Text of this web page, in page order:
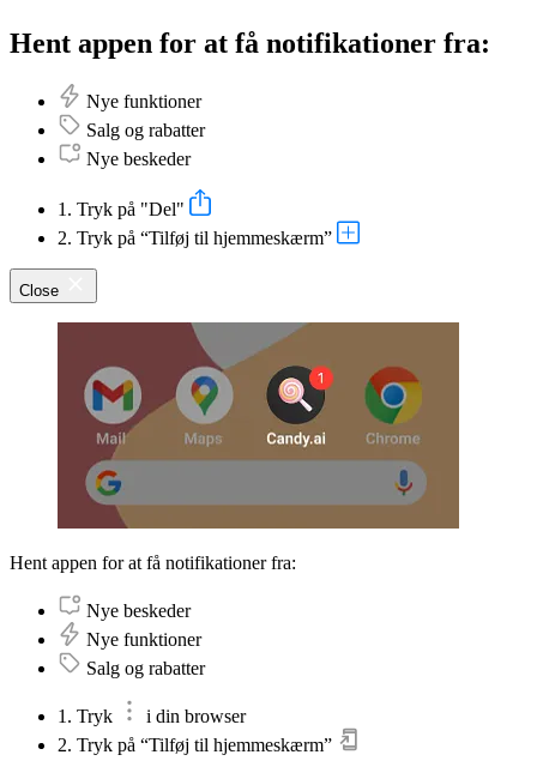
Hent appen for at få notifikationer fra:
Nye funktioner
Salg og rabatter
Nye beskeder
1. Tryk på "Del"
2. Tryk på “Tilføj til hjemmeskærm”
Close
Hent appen for at få notifikationer fra:
Nye beskeder
Nye funktioner
Salg og rabatter
1. Tryk
i din browser
2. Tryk på “Tilføj til hjemmeskærm”